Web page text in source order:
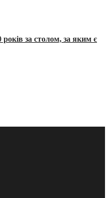
за столом, за яким є